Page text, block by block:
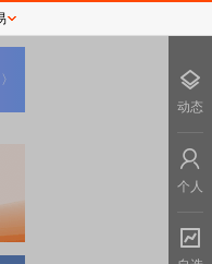
动态
个人